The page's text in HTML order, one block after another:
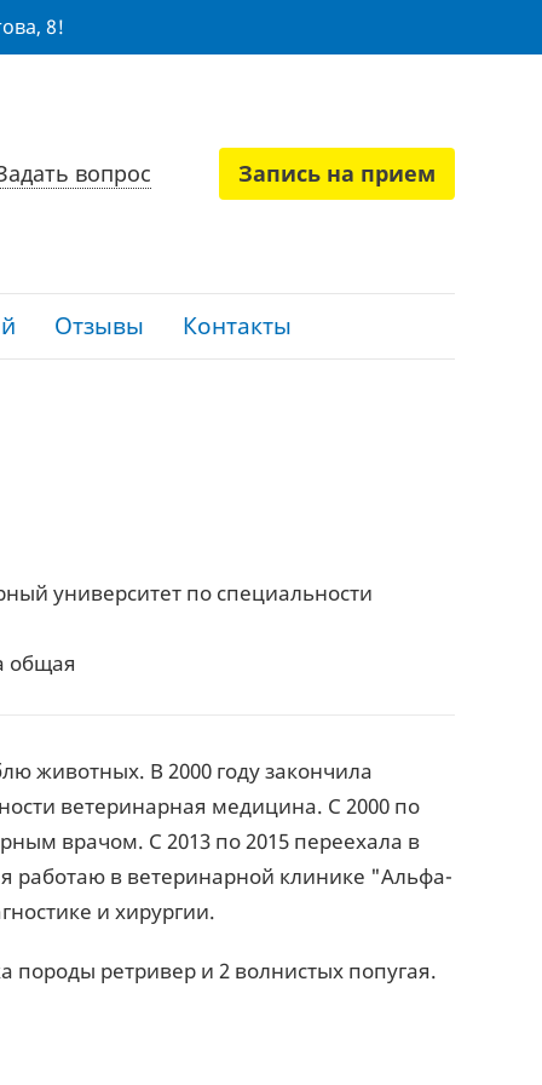
8!
вопрос Запись на прием
Отзывы Контакты
университет по специальности
общая
животных. В 2000 году закончила
ветеринарная медицина. С 2000 по
врачом. С 2013 по 2015 переехала в
работаю в ветеринарной клинике "Альфа-
и хирургии.
породы ретривер и 2 волнистых попугая.